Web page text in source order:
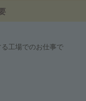
工場でのお仕事で